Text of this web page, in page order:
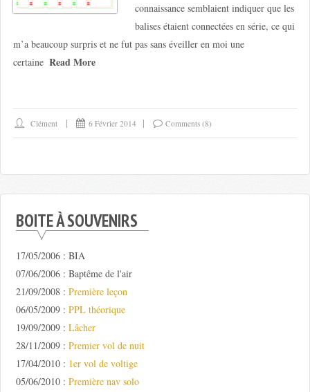
connaissance semblaient indiquer que les
balises étaient connectées en série, ce qui
m’a beaucoup surpris et ne fut pas sans éveiller en moi une
certaine Read More
Clément 6 Février 2014 Comments (8)
BOITE À SOUVENIRS
17/05/2006 : BIA
07/06/2006 : Baptême de l'air
21/09/2008 : Première leçon
06/05/2009 : PPL théorique
19/09/2009 : Lâcher
28/11/2009 : Premier vol de nuit
17/04/2010 : 1er vol de voltige
05/06/2010 : Première nav solo